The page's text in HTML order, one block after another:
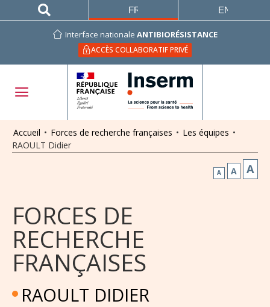
Interface nationale ANTIBIORÉSISTANCE
ACCÈS COLLABORATIF PRIVÉ
FRANÇAIS ENGLISH
Accueil • Forces de recherche françaises • Les équipes •
RAOULT Didier
A A A
FORCES DE
RECHERCHE
FRANÇAISES
RAOULT DIDIER